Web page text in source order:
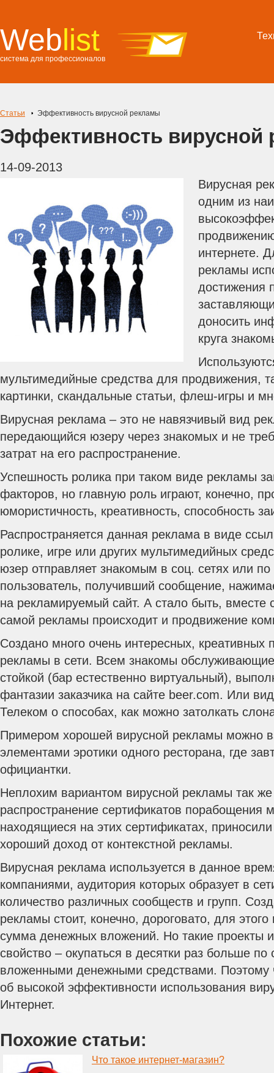
Weblist
система для профессионалов
Статьи Эффективность вирусной рекламы
Эффективность вирусной
14-09-2013
Вирусная
одним из
интернете.
рекламы
достижения
доносить
круга
мультимедийные средства для продвижения,
картинки, скандальные статьи, флеш-игры и
Вирусная реклама – это не навязчивый вид
передающийся юзеру через знакомых и не
затрат на его распространение.
Успешность ролика при таком виде рекламы
факторов, но главную роль играют, конечно,
юмористичность, креативность, способность
Распространяется данная реклама в виде
ролике, игре или других мультимедийных
юзер отправляет знакомым в соц. сетях или
пользователь, получивший сообщение,
на рекламируемый сайт. А стало быть, вместе
самой рекламы происходит и продвижение
Создано много очень интересных, креативных
рекламы в сети. Всем знакомы
стойкой (бар естественно виртуальный),
фантазии заказчика на сайте beer.com. Или
Телеком о способах, как можно затолкать
Примером хорошей вирусной рекламы можно
элементами эротики одного ресторана, где
официантки.
Неплохим вариантом вирусной рекламы так
распространение сертификатов порабощения
находящиеся на этих сертификатах,
хороший доход от контекстной рекламы.
Вирусная реклама используется в данное
компаниями, аудитория которых образует в
количество различных сообществ и групп.
рекламы стоит, конечно, дороговато, для
сумма денежных вложений. Но такие проекты
свойство – окупаться в десятки раз больше по
вложенными денежными средствами. Поэтому
об высокой эффективности использования
Интернет.
Похожие статьи:
Что такое интернет-магазин?